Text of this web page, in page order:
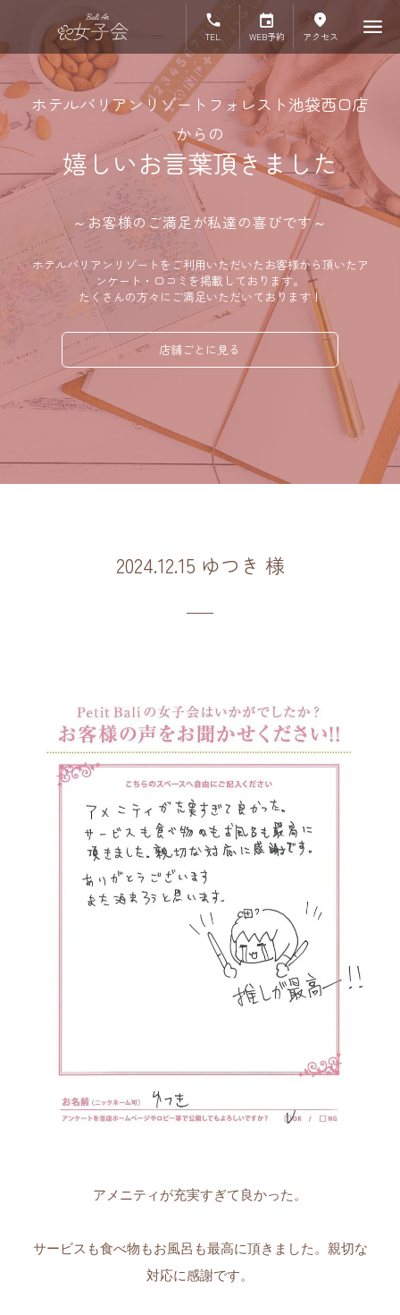
TEL WEB予約 アクセス
ホテルバリアンリゾートフォレスト池袋西口店
からの
嬉しいお言葉頂きました
～お客様のご満足が私達の喜びです～
ホテルバリアンリゾートをご利用いただいたお客様から頂いたア
ンケート・口コミを掲載しております。
たくさんの方々にご満足いただいております！
店舗ごとに見る
2024.12.15 ゆつき 様
アメニティが充実すぎて良かった。
サービスも食べ物もお風呂も最高に頂きました。親切な
対応に感謝です。